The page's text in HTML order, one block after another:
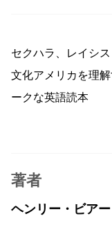
セクハラ、レイシ
文化アメリカを理
ークな英語読本
著者
ヘンリー・ビア